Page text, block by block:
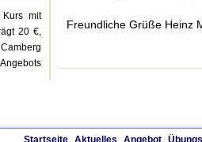
Kurs mit
20 €,
Freundliche Grüße Heinz
Startseite Aktuelles Angebot